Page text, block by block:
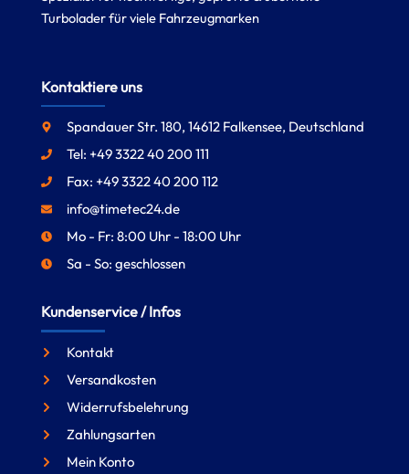
Turbolader für viele Fahrzeugmarken
Kontaktiere uns
Spandauer Str. 180, 14612 Falkensee, Deutschland
Tel: +49 3322 40 200 111
Fax: +49 3322 40 200 112
info@timetec24.de
Mo - Fr: 8:00 Uhr - 18:00 Uhr
Sa - So: geschlossen
Kundenservice / Infos
Kontakt
Versandkosten
Widerrufsbelehrung
Zahlungsarten
Mein Konto